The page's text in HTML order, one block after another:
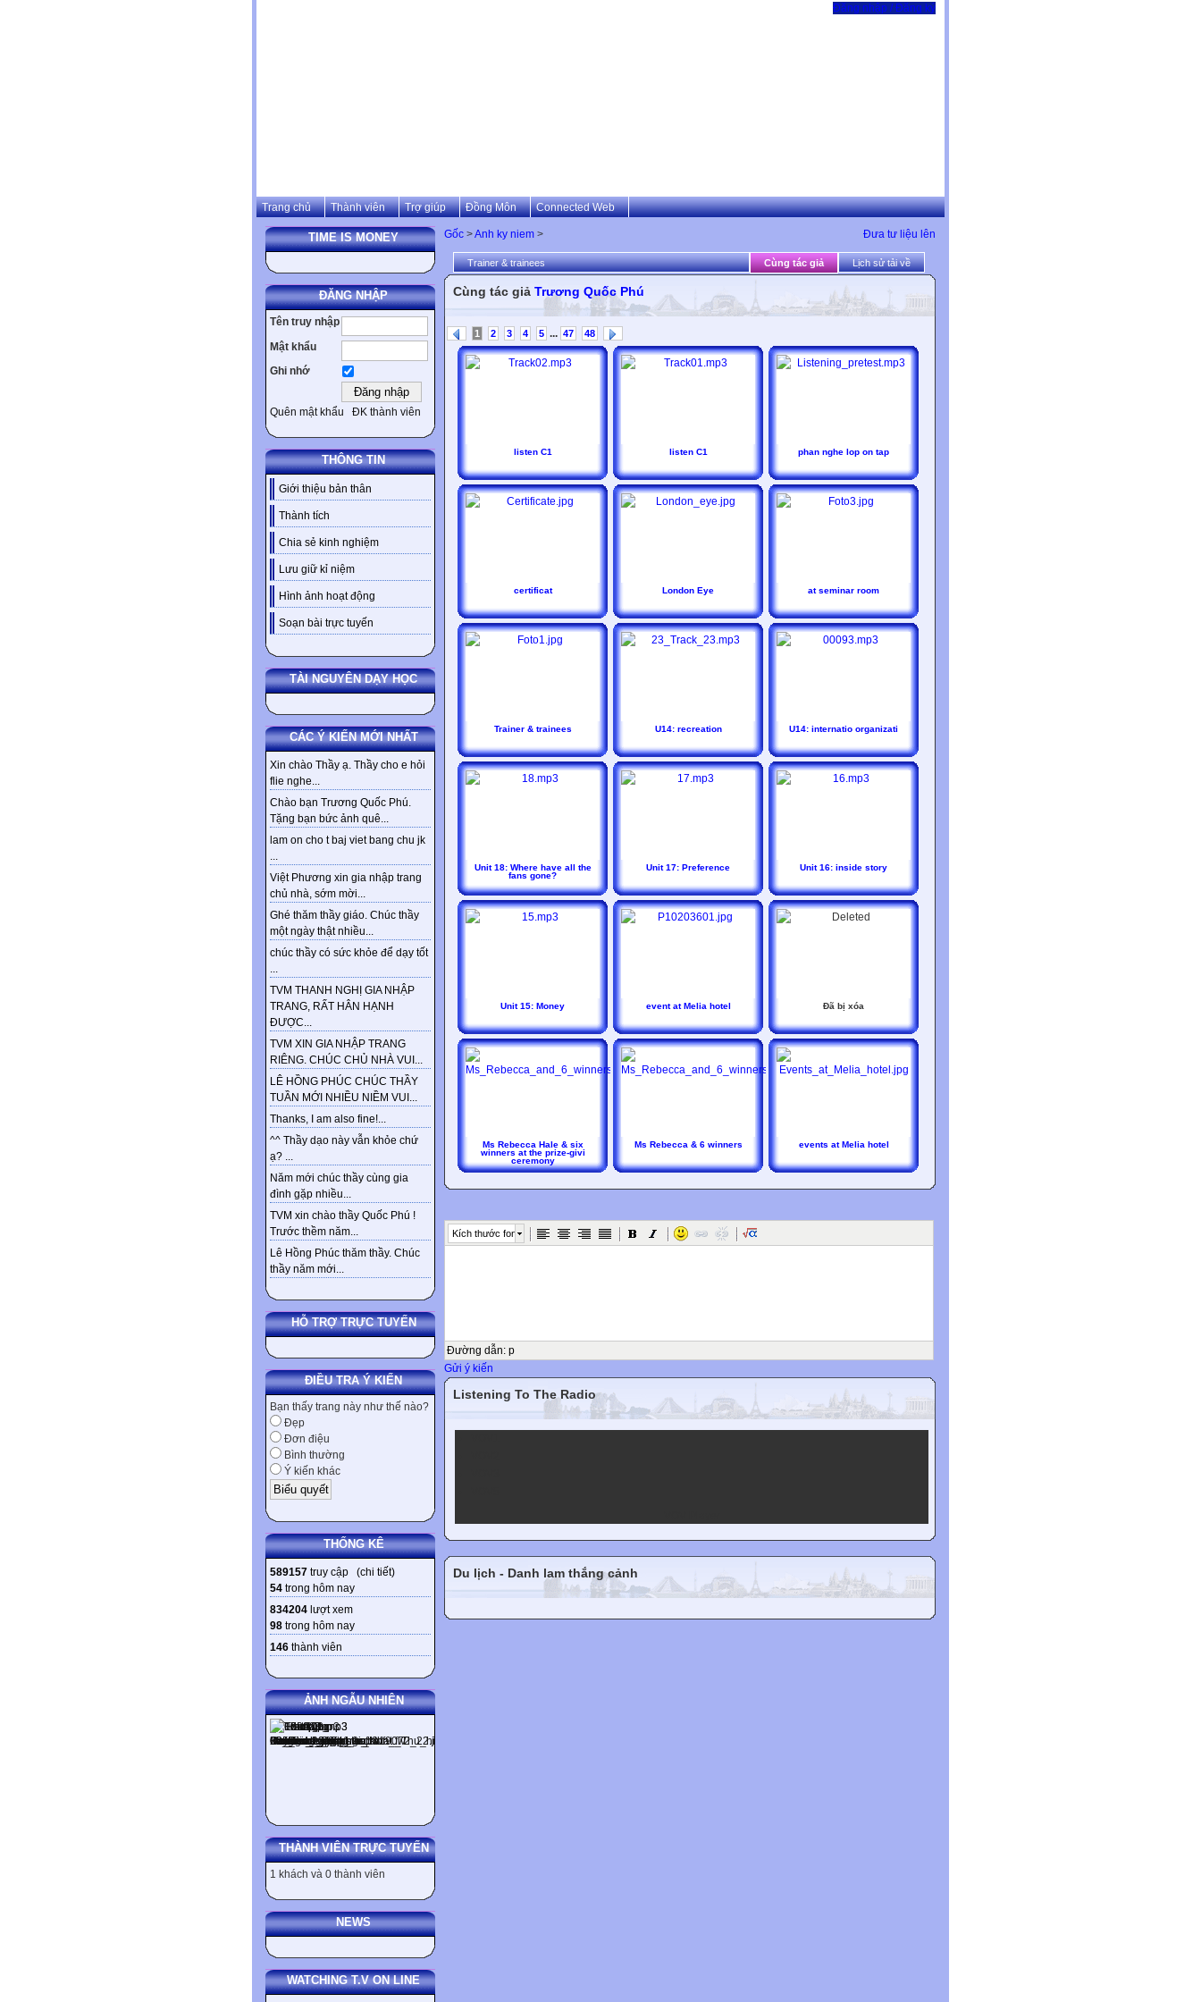
Đăng nhập / Đăng ký
Trang chủ Thành viên Trợ giúp Đồng Môn Connected Web
TIME IS MONEY
ĐĂNG NHẬP
Tên truy nhập
Mật khẩu
Ghi nhớ
Quên mật khẩu ĐK thành viên
THÔNG TIN
Giới thiệu bản thân
Thành tích
Chia sẻ kinh nghiệm
Lưu giữ kỉ niệm
Hình ảnh hoạt động
Soạn bài trực tuyến
TÀI NGUYÊN DẠY HỌC
CÁC Ý KIẾN MỚI NHẤT
Xin chào Thầy ạ. Thầy cho e hỏi
flie nghe...
Chào bạn Trương Quốc Phú.
Tặng bạn bức ảnh quê...
lam on cho t baj viet bang chu jk
...
Việt Phương xin gia nhập trang
chủ nhà, sớm mời...
Ghé thăm thầy giáo. Chúc thầy
một ngày thật nhiều...
chúc thầy có sức khỏe để dạy tốt
...
TVM THANH NGHỊ GIA NHẬP
TRANG, RẤT HÂN HẠNH
ĐƯỢC...
TVM XIN GIA NHẬP TRANG
RIÊNG. CHÚC CHỦ NHÀ VUI...
LÊ HỒNG PHÚC CHÚC THẦY
TUẦN MỚI NHIỀU NIỀM VUI...
Thanks, I am also fine!...
^^ Thầy dạo này vẫn khỏe chứ
ạ? ...
Năm mới chúc thầy cùng gia
đình gặp nhiều...
TVM xin chào thầy Quốc Phú !
Trước thềm năm...
Lê Hồng Phúc thăm thầy. Chúc
thầy năm mới...
HỖ TRỢ TRỰC TUYẾN
ĐIỀU TRA Ý KIẾN
Bạn thấy trang này như thế nào?
Đẹp
Đơn điệu
Bình thường
Ý kiến khác
THỐNG KÊ
589157 truy cập (chi tiết)
54 trong hôm nay
834204 lượt xem
98 trong hôm nay
146 thành viên
ẢNH NGẪU NHIÊN
THÀNH VIÊN TRỰC TUYẾN
1 khách và 0 thành viên
NEWS
WATCHING T.V ON LINE
Đưa tư liệu lên
Gốc >Anh ky niem >
Trainer & trainees Cùng tác giả Lịch sử tải về
Cùng tác giả Trương Quốc Phú
1 2 3 4 5 ... 47 48
listen C1 listen C1 phan nghe lop on tap
certificat London Eye at seminar room
Trainer & trainees U14: recreation U14: internatio organizati
Unit 18: Where have all the
fans gone?
Unit 17: Preference Unit 16: inside story
Unit 15: Money event at Melia hotel Đã bị xóa
Ms Rebecca Hale & six
winners at the prize-givi
ceremony
Ms Rebecca & 6 winners events at Melia hotel
Kích thước font
Đường dẫn: p
Gửi ý kiến
Listening To The Radio
Du lịch - Danh lam thắng cảnh